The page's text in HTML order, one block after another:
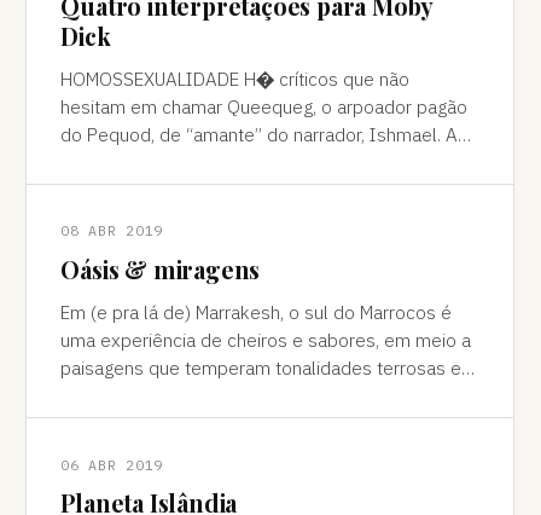
Dick
HOMOSSEXUALIDADE H� críticos que não
hesitam em chamar Queequeg, o arpoador pagão
do Pequod, de “amante” do narrador, Ishmael. A
compreens
08 ABR 2019
Oásis & miragens
Em (e pra lá de) Marrakesh, o sul do Marrocos é
uma experiência de cheiros e sabores, em meio a
paisagens que temperam tonalidades terrosas e
06 ABR 2019
Planeta Islândia